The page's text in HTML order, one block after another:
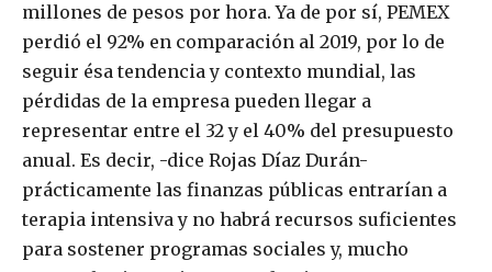
millones de pesos por hora. Ya de por sí, PEMEX
perdió el 92% en comparación al 2019, por lo de
seguir ésa tendencia y contexto mundial, las
pérdidas de la empresa pueden llegar a
representar entre el 32 y el 40% del presupuesto
anual. Es decir, -dice Rojas Díaz Durán-
prácticamente las finanzas públicas entrarían a
terapia intensiva y no habrá recursos suficientes
para sostener programas sociales y, mucho